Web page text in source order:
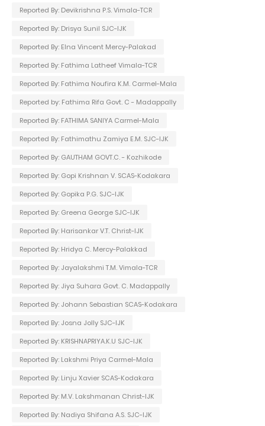
Reported By: Devikrishna P.S. Vimala-TCR
Reported By: Drisya Sunil SJC-IJK
Reported By: Elna Vincent Mercy-Palakad
Reported By: Fathima Latheef Vimala-TCR
Reported By: Fathima Noufira K.M. Carmel-Mala
Reported by: Fathima Rifa Govt. C - Madappally
Reported By: FATHIMA SANIYA Carmel-Mala
Reported By: Fathimathu Zamiya E.M. SJC-IJK
Reported By: GAUTHAM GOVT.C. - Kozhikode
Reported By: Gopi Krishnan V. SCAS-Kodakara
Reported By: Gopika P.G. SJC-IJK
Reported By: Greena George SJC-IJK
Reported By: Harisankar V.T. Christ-IJK
Reported By: Hridya C. Mercy-Palakkad
Reported By: Jayalakshmi T.M. Vimala-TCR
Reported By: Jiya Suhara Govt. C. Madappally
Reported By: Johann Sebastian SCAS-Kodakara
Reported By: Josna Jolly SJC-IJK
Reported By: KRISHNAPRIYA.K.U SJC-IJK
Reported By: Lakshmi Priya Carmel-Mala
Reported By: Linju Xavier SCAS-Kodakara
Reported By: M.V. Lakshmanan Christ-IJK
Reported By: Nadiya Shifana A.S. SJC-IJK